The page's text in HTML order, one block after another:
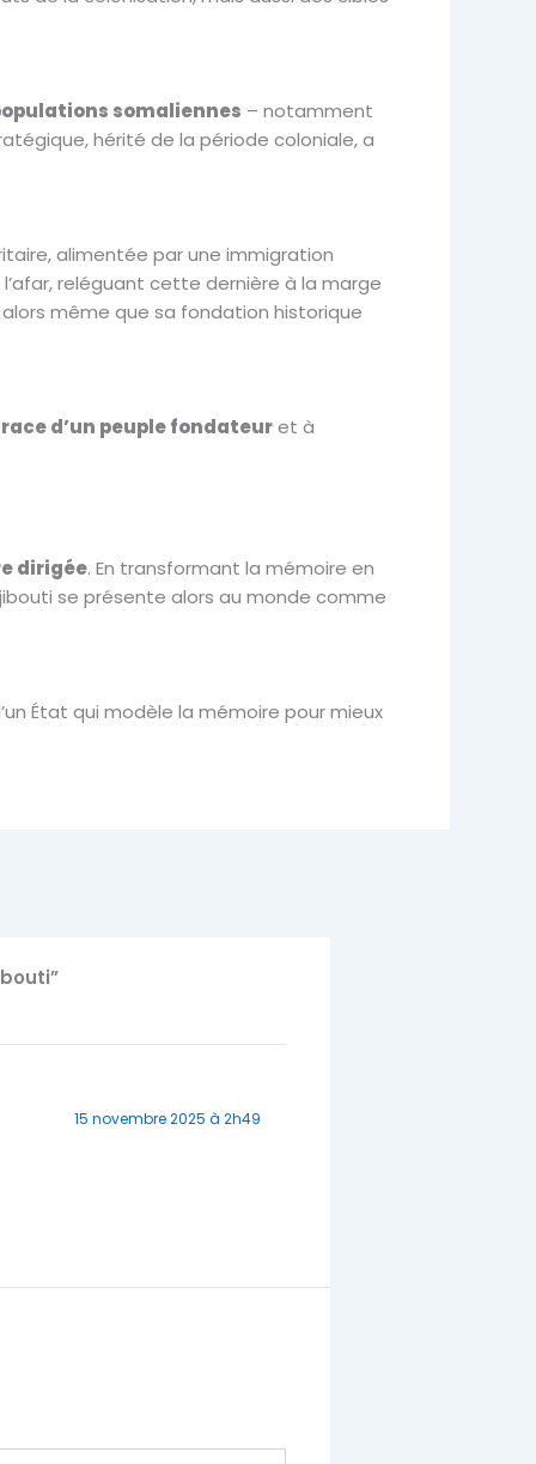
somaliennes – notamment
hérité de la période coloniale, a
alimentée par une immigration
reléguant cette dernière à la marge
même que sa fondation historique
d’un peuple fondateuret à
dirigée. En transformant la mémoire en
se présente alors au monde comme
État qui modèle la mémoire pour mieux
15 novembre 2025 à 2h49